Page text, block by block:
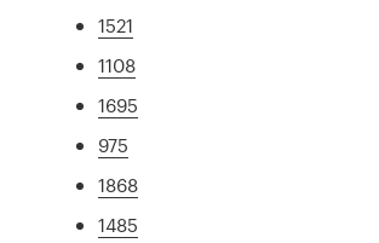
1521
1108
1695
975
1868
1485